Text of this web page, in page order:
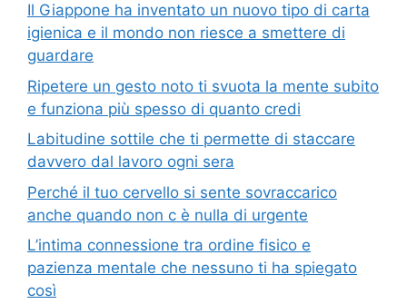
Il Giappone ha inventato un nuovo tipo di carta
igienica e il mondo non riesce a smettere di
guardare
Ripetere un gesto noto ti svuota la mente subito
e funziona più spesso di quanto credi
Labitudine sottile che ti permette di staccare
davvero dal lavoro ogni sera
Perché il tuo cervello si sente sovraccarico
anche quando non c è nulla di urgente
L’intima connessione tra ordine fisico e
pazienza mentale che nessuno ti ha spiegato
così